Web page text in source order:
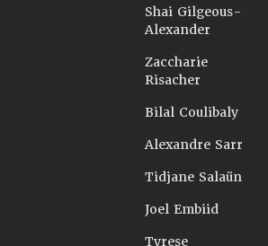
Shai Gilgeous-
Alexander
Zaccharie
Risacher
Bilal Coulibaly
Alexandre Sarr
Tidjane Salaün
Joel Embiid
Tyrese